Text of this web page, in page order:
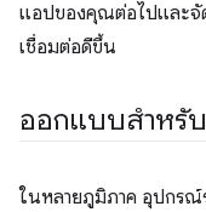
แอปของคุณต่อไปและจั
เชื่อมต่อดีขึ้น
ออกแบบสำหรั
ในหลายภูมิภาค อุปกรณ์